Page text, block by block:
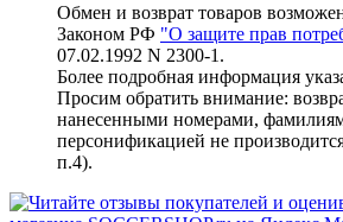
Обмен и возврат товаров
Законом РФ "О защите прав
07.02.1992 N 2300-1.
Более подробная информация
Просим обратить внимание:
нанесенными номерами,
персонификацией не
п.4).